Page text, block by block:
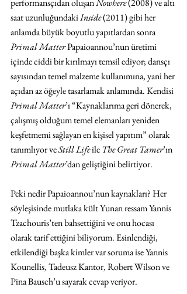
performansçıdan oluşan Nowhere (2008) ve altı
saat uzunluğundaki Inside (2011) gibi her
anlamda büyük boyutlu yapıtlardan sonra
Primal Matter Papaioannou’nun üretimi
içinde ciddi bir kırılmayı temsil ediyor; dansçı
sayısından temel malzeme kullanımına, yani her
açıdan az öğeyle tasarlamak anlamında. Kendisi
Primal Matter’ı “Kaynaklarıma geri dönerek,
çalışmış olduğum temel elemanları yeniden
keşfetmemi sağlayan en kişisel yapıtım” olarak
tanımlıyor ve Still Life ile The Great Tamer’ın
Primal Matter’dan geliştiğini belirtiyor.
Peki nedir Papaioannou’nun kaynakları? Her
söyleşisinde mutlaka kült Yunan ressam Yannis
Tzachouris’ten bahsettiğini ve onu hocası
olarak tarif ettiğini biliyorum. Esinlendiği,
etkilendiği başka kimler var soruma ise Yannis
Kounellis, Tadeusz Kantor, Robert Wilson ve
Pina Bausch’u sayarak cevap veriyor.